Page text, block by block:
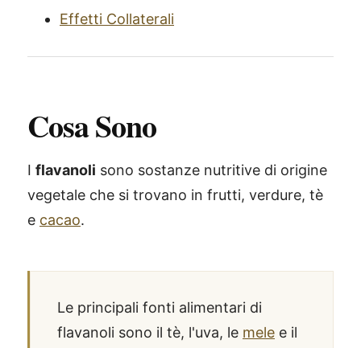
Effetti Collaterali
Cosa Sono
I flavanoli sono sostanze nutritive di origine
vegetale che si trovano in frutti, verdure, tè
e cacao.
Le principali fonti alimentari di
flavanoli sono il tè, l'uva, le mele e il